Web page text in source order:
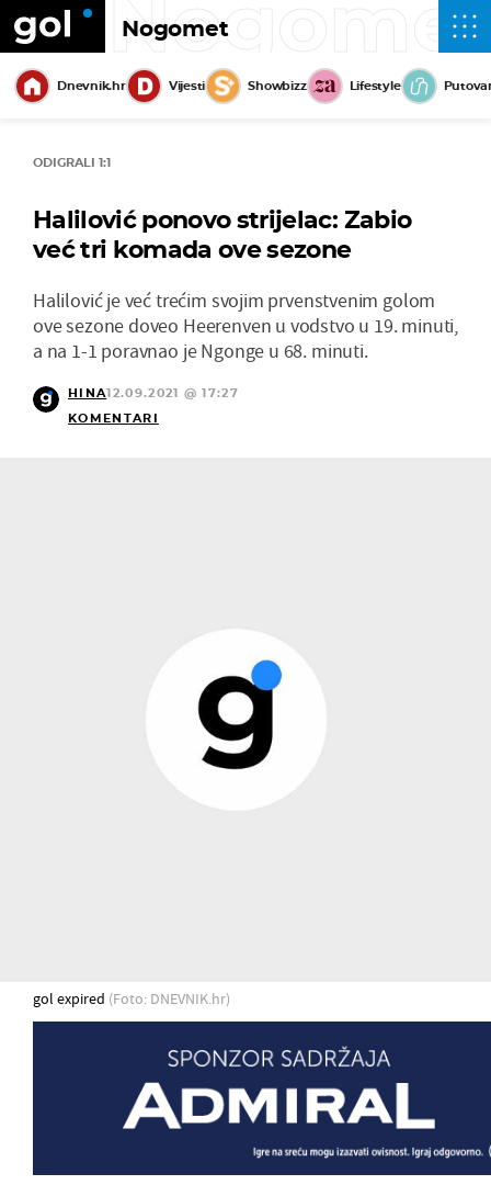
Nogomet
Dnevnik.hr Vijesti Showbizz Lifestyle
ODIGRALI 1:1
Halilović ponovo strijelac: Zabio
već tri komada ove sezone
Halilović je već trećim svojim prvenstvenim golom
ove sezone doveo Heerenven u vodstvo u 19. minuti,
a na 1-1 poravnao je Ngonge u 68. minuti.
HINA12.09.2021 @ 17:27
KOMENTARI
gol expired (Foto: DNEVNIK.hr)